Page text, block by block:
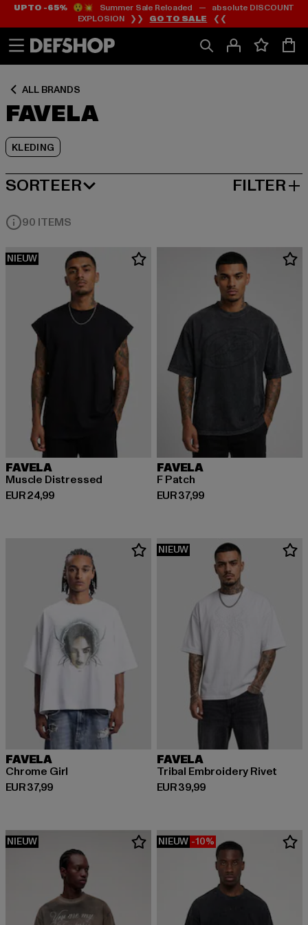
Ga
naar
Ga
naar
UP TO -65%😲💥 Summer Sale Reloaded — absolute DISCOUNT
EXPLOSION ❯❯ GO TO SALE ❮❮
ALL BRANDS
FAVELA
KLEDING
Ga
naar
Rooster
SORTEER
MEEST POPULAIRE FILTER
90 ITEMS
NIEUW
FAVELA
Muscle Distressed
EUR 24,99
Huidige prijs: EUR 24,99
FAVELA
F Patch
EUR 37,99
Huidige prijs: EUR 37,99
FAVELA
Chrome Girl
EUR 37,99
Huidige prijs: EUR 37,99
NIEUW
FAVELA
Tribal Embroidery Rivet
EUR 39,99
Huidige prijs: EUR 39,99
NIEUW NIEUW -10%